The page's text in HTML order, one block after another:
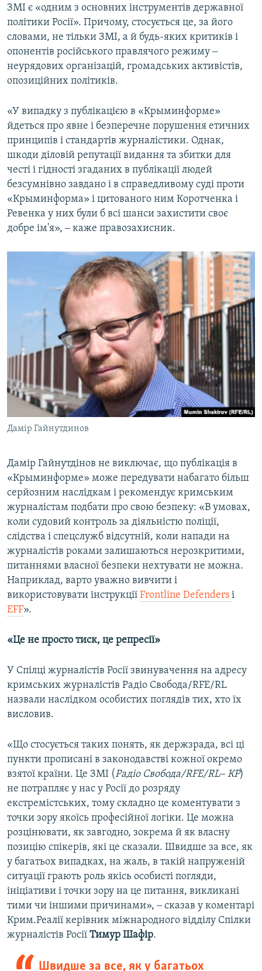
ЗМІ є «одним з основних інструментів державної
політики Росії». Причому, стосується це, за його
словами, не тільки ЗМІ, а й будь-яких критиків і
опонентів російського правлячого режиму ‒
неурядових організацій, громадських активістів,
опозиційних політиків.
«У випадку з публікацією в «Крыминформе»
йдеться про явне і безперечне порушення етичних
принципів і стандартів журналістики. Однак,
шкоди діловій репутації видання та збитки для
честі і гідності згаданих в публікації людей
безсумнівно завдано і в справедливому суді проти
«Крыминформа» і цитованого ним Коротченка і
Ревенка у них були б всі шанси захистити своє
добре ім'я», ‒ каже правозахисник.
Дамір Гайнутдинов
​Дамір Гайнутдінов не виключає, що публікація в
«Крыминформе» може передувати набагато більш
серйозним наслідкам і рекомендує кримським
журналістам подбати про свою безпеку: «В умовах,
коли судовий контроль за діяльністю поліції,
слідства і спецслужб відсутній, коли напади на
журналістів роками залишаються нерозкритими,
питаннями власної безпеки нехтувати не можна.
Наприклад, варто уважно вивчити і
використовувати інструкції Frontline Defenders і
EFF».
«Це не просто тиск, це репресії»
У Спілці журналістів Росії звинувачення на адресу
кримських журналістів Радіо Свобода/RFE/RL
назвали наслідком особистих поглядів тих, хто їх
висловив.
«Що стосується таких понять, як держзрада, всі ці
пункти прописані в законодавстві кожної окремо
взятої країни. Це ЗМІ (Радіо Свобода/RFE/RL‒ КР)
не потрапляє у нас у Росії до розряду
екстремістських, тому складно це коментувати з
точки зору якоїсь професійної логіки. Це можна
розцінювати, як завгодно, зокрема й як власну
позицію спікерів, які це сказали. Швидше за все, як
у багатьох випадках, на жаль, в такій напруженій
ситуації грають роль якісь особисті погляди,
ініціативи і точки зору на це питання, викликані
тими чи іншими причинами», ‒ сказав у коментарі
Крим.Реалії керівник міжнародного відділу Спілки
журналістів Росії Тимур Шафір.
Швидше за все, як у багатьох